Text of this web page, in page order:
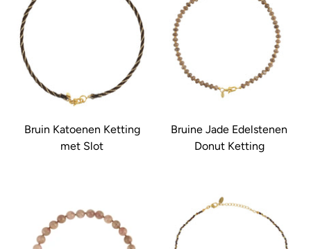
Bruin Katoenen Ketting
met Slot
Bruine Jade Edelstenen
Donut Ketting